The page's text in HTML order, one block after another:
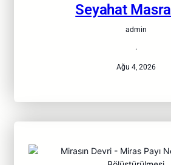
Seyahat
admin
·
Ağu 4, 2026